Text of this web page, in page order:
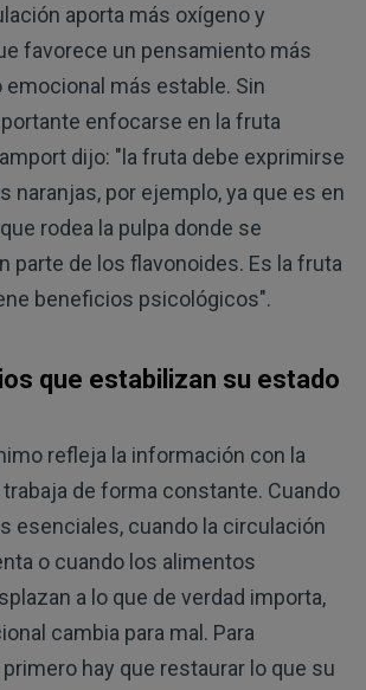
aporta más oxígeno y
favorece un pensamiento más
emocional más estable. Sin
enfocarse en la fruta
dijo: "la fruta debe exprimirse
naranjas, por ejemplo, ya que es en
rodea la pulpa donde se
parte de los flavonoides. Es la fruta
beneficios psicológicos".
que estabilizan su estado
refleja la información con la
de forma constante. Cuando
esenciales, cuando la circulación
o cuando los alimentos
a lo que de verdad importa,
cambia para mal. Para
hay que restaurar lo que su